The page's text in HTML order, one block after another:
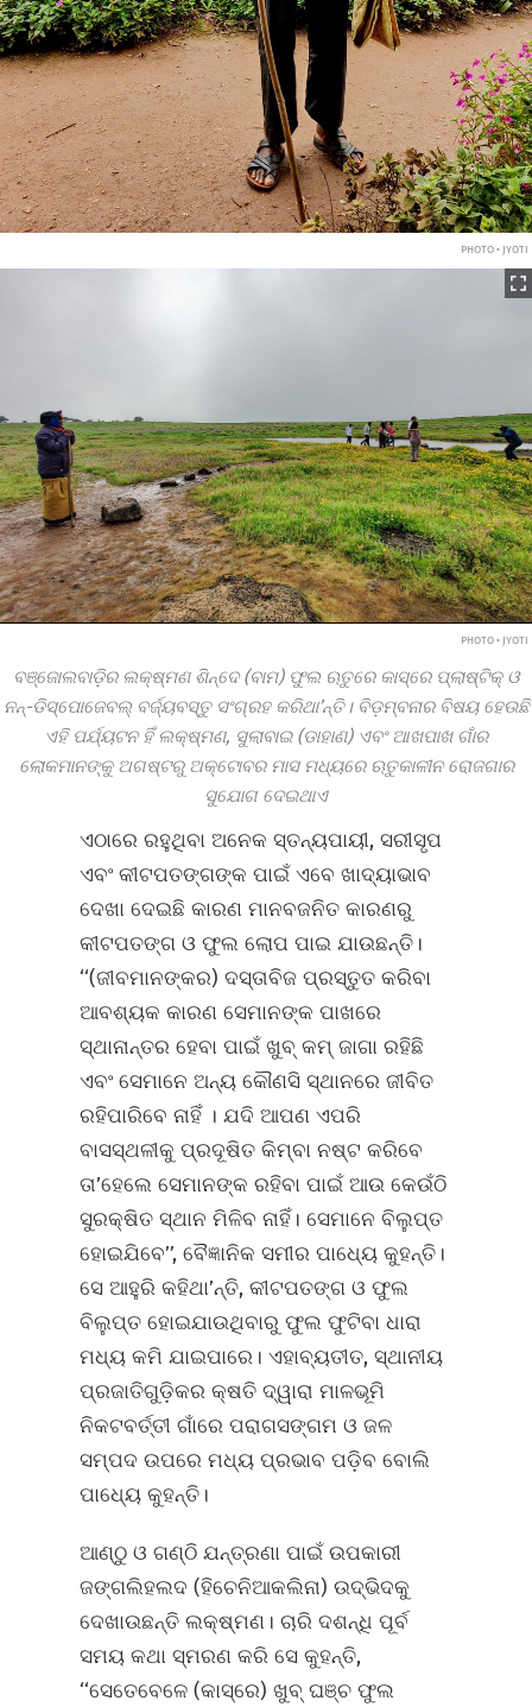
PHOTO • JYOTI
PHOTO • JYOTI
ବଞ୍ଜୋଲବାଡ଼ିର ଲକ୍ଷ୍ମଣ ଶିନ୍ଦେ (ବାମ) ଫୁଲ ଋତୁରେ କାସ୍‌ରେ ପ୍ଲାଷ୍ଟିକ୍‌ ଓ
ନନ୍‌-ଡିସ୍ପୋଜେବଲ୍‌ ବର୍ଜ୍ୟବସ୍ତୁ ସଂଗ୍ରହ କରିଥା’ନ୍ତି। ବିଡ଼ମ୍ବନାର ବିଷୟ ହେଉଛି
ଏହି ପର୍ଯ୍ୟଟନ ହିଁ ଲକ୍ଷ୍ମଣ, ସୁଲାବାଇ (ଡାହାଣ) ଏବଂ ଆଖପାଖ ଗାଁର
ଲୋକମାନଙ୍କୁ ଅଗଷ୍ଟରୁ ଅକ୍ଟୋବର ମାସ ମଧ୍ୟରେ ଋତୁକାଳୀନ ରୋଜଗାର
ସୁଯୋଗ ଦେଇଥାଏ
ଏଠାରେ ରହୁଥିବା ଅନେକ ସ୍ତନ୍ୟପାୟୀ, ସରୀସୃପ
ଏବଂ କୀଟପତଙ୍ଗଙ୍କ ପାଇଁ ଏବେ ଖାଦ୍ୟାଭାବ
ଦେଖା ଦେଇଛି କାରଣ ମାନବଜନିତ କାରଣରୁ
କୀଟପତଙ୍ଗ ଓ ଫୁଲ ଲୋପ ପାଇ ଯାଉଛନ୍ତି।
‘‘(ଜୀବମାନଙ୍କର) ଦସ୍ତାବିଜ ପ୍ରସ୍ତୁତ କରିବା
ଆବଶ୍ୟକ କାରଣ ସେମାନଙ୍କ ପାଖରେ
ସ୍ଥାନାନ୍ତର ହେବା ପାଇଁ ଖୁବ୍‌ କମ୍‌ ଜାଗା ରହିଛି
ଏବଂ ସେମାନେ ଅନ୍ୟ କୌଣସି ସ୍ଥାନରେ ଜୀବିତ
ରହିପାରିବେ ନାହିଁ । ଯଦି ଆପଣ ଏପରି
ବାସସ୍ଥଳୀକୁ ପ୍ରଦୂଷିତ କିମ୍ବା ନଷ୍ଟ କରିବେ
ତା’ହେଲେ ସେମାନଙ୍କ ରହିବା ପାଇଁ ଆଉ କେଉଁଠି
ସୁରକ୍ଷିତ ସ୍ଥାନ ମିଳିବ ନାହିଁ। ସେମାନେ ବିଲୁପ୍ତ
ହୋଇଯିବେ’’, ବୈଜ୍ଞାନିକ ସମୀର ପାଧ୍ୟେ କୁହନ୍ତି।
ସେ ଆହୁରି କହିଥା’ନ୍ତି, କୀଟପତଙ୍ଗ ଓ ଫୁଲ
ବିଲୁପ୍ତ ହୋଇଯାଉଥିବାରୁ ଫୁଲ ଫୁଟିବା ଧାରା
ମଧ୍ୟ କମି ଯାଇପାରେ। ଏହାବ୍ୟତୀତ, ସ୍ଥାନୀୟ
ପ୍ରଜାତିଗୁଡ଼ିକର କ୍ଷତି ଦ୍ୱାରା ମାଳଭୂମି
ନିକଟବର୍ତ୍ତୀ ଗାଁରେ ପରାଗସଙ୍ଗମ ଓ ଜଳ
ସମ୍ପଦ ଉପରେ ମଧ୍ୟ ପ୍ରଭାବ ପଡ଼ିବ ବୋଲି
ପାଧ୍ୟେ କୁହନ୍ତି।
ଆଣ୍ଠୁ ଓ ଗଣ୍ଠି ଯନ୍ତ୍ରଣା ପାଇଁ ଉପକାରୀ
ଜଙ୍ଗଲିହଲଦ (ହିଚେନିଆକଲିନା) ଉଦ୍ଭିଦକୁ
ଦେଖାଉଛନ୍ତି ଲକ୍ଷ୍ମଣ। ଚାରି ଦଶନ୍ଧି ପୂର୍ବ
ସମୟ କଥା ସ୍ମରଣ କରି ସେ କୁହନ୍ତି,
‘‘ସେତେବେଳେ (କାସ୍‌ରେ) ଖୁବ୍‌ ଘଞ୍ଚ ଫୁଲ